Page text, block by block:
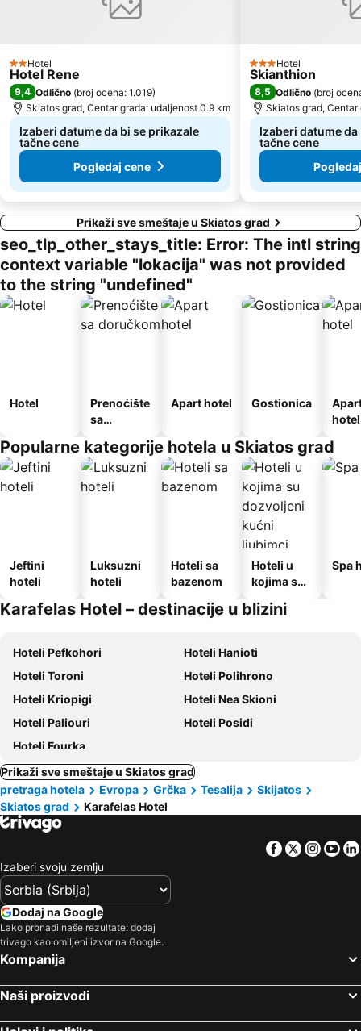
2 Zvezdice
Hotel
Hotel Rene
9,4 Odlično (broj ocena: 1.019)
Skiatos grad, Centar grada: udaljenost 0.9 km
Izaberi datume da bi se prikazale
tačne cene
Pogledaj cene
3 Zvezdice
Hotel
Skianthion
8,5 Odlično (broj
Skiatos grad,
Izaberi datume
tačne cene
Prikaži sve smeštaje u Skiatos grad
seo_tlp_other_stays_title: Error: The intl string
context variable "lokacija" was not provided
to the string "undefined"
Hotel
Prenoćište
sa
Apart hotel Gostionica
hotel
Popularne kategorije hotela u Skiatos grad
Jeftini
hoteli
Luksuzni
hoteli
Hoteli sa
bazenom
Hoteli u
kojima su
kućni
Spa
Karafelas Hotel – destinacije u blizini
Hoteli Pefkohori
Hoteli Hanioti
Hoteli Toroni
Hoteli Polihrono
Hoteli Kriopigi
Hoteli Nea Skioni
Hoteli Paliouri
Hoteli Posidi
Hoteli Fourka
Prikaži sve smeštaje u Skiatos grad
pretraga hotela
Evropa Grčka Tesalija
Skijatos
Skiatos grad
Karafelas Hotel
Facebook
Twitter
Izaberi svoju zemlju
Dodaj na Google
Lako pronađi naše rezultate: dodaj
trivago kao omiljeni izvor na Google.
Kompanija
Naši proizvodi